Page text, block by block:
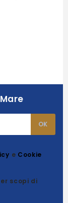
e Cookie
scopi di